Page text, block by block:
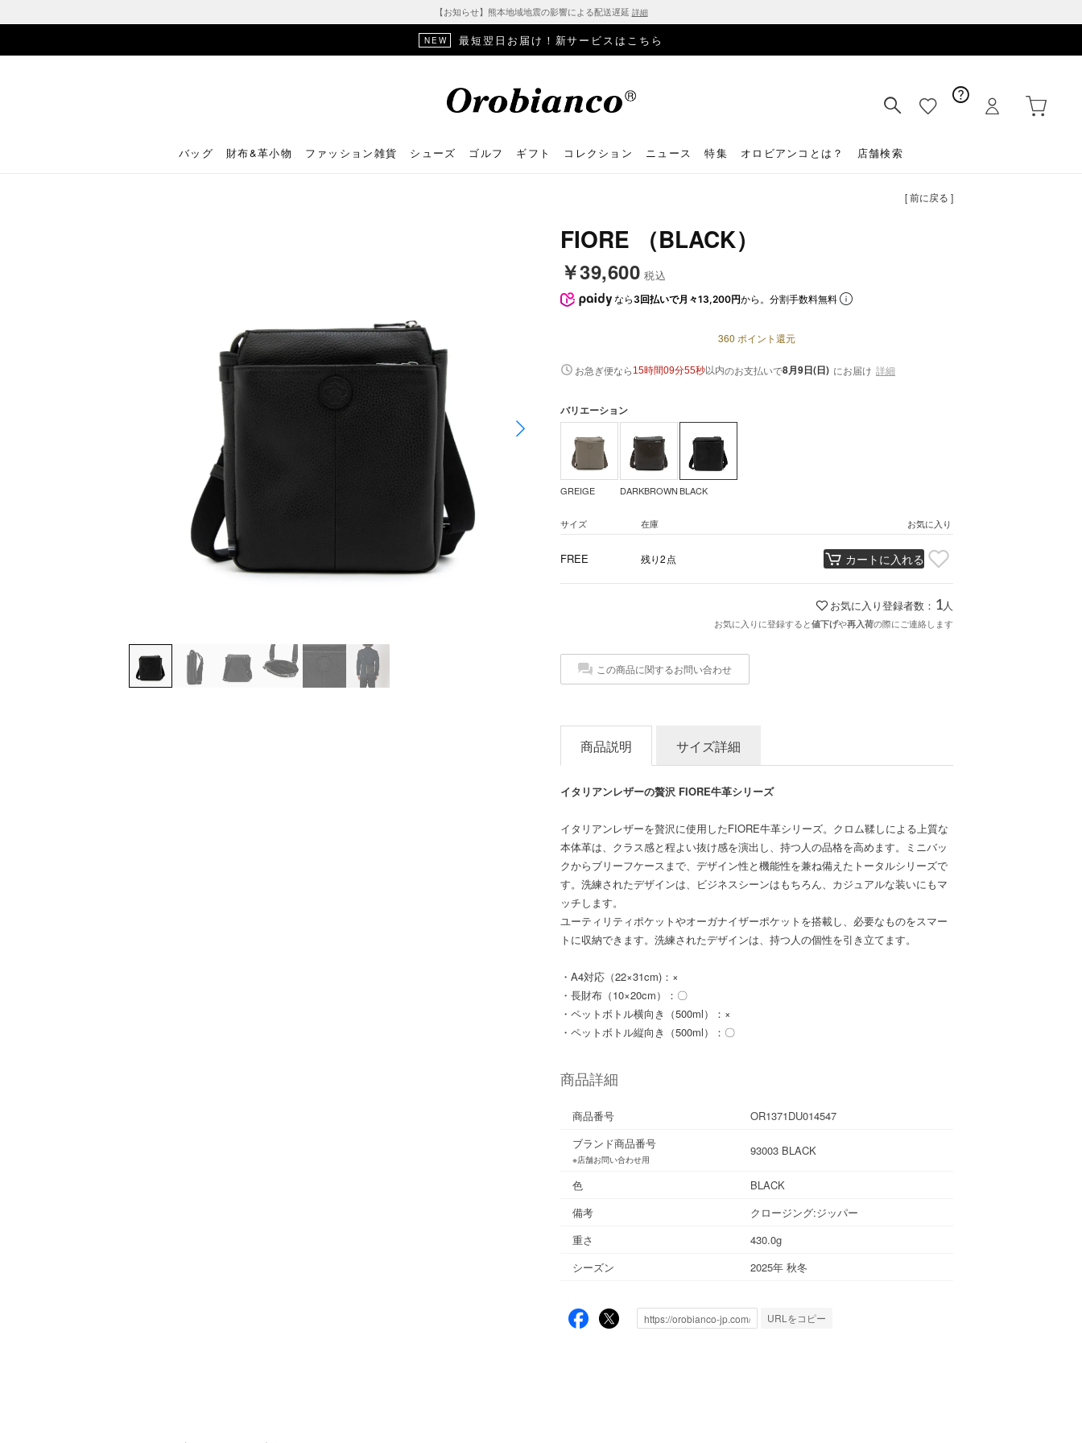
【お知らせ】熊本地域地震の影響による配送遅延 詳細
NEW 最短翌日お届け！新サービスはこちら
バッグ 財布&革小物 ファッション雑貨 シューズ ゴルフ ギフト コレクション ニュース 特集 オロビアンコとは？ 店舗検索
[ 前に戻る ]
FIORE （BLACK）
￥39,600 税込
なら 3回払いで月々13,200円から。分割手数料無料
360 ポイント還元
お急ぎ便なら 15時間09分54秒以内のお支払いで8月9日(日) にお届け 詳細
バリエーション
GREIGE DARKBROWNBLACK
サイズ 在庫 お気に入り
FREE 残り2点 カートに入れる
お気に入り登録者数： 1 人
お気に入りに登録すると値下げや再入荷の際にご連絡します
この商品に関するお問い合わせ
商品説明 サイズ詳細
イタリアンレザーの贅沢 FIORE牛革シリーズ
イタリアンレザーを贅沢に使用したFIORE牛革シリーズ。クロム鞣しによる上質な
本体革は、クラス感と程よい抜け感を演出し、持つ人の品格を高めます。ミニバッ
クからブリーフケースまで、デザイン性と機能性を兼ね備えたトータルシリーズで
す。洗練されたデザインは、ビジネスシーンはもちろん、カジュアルな装いにもマ
ッチします。
ユーティリティポケットやオーガナイザーポケットを搭載し、必要なものをスマー
トに収納できます。洗練されたデザインは、持つ人の個性を引き立てます。
・A4対応（22×31cm)：×
・長財布（10×20cm）：〇
・ペットボトル横向き（500ml）：×
・ペットボトル縦向き（500ml）：〇
商品詳細
商品番号
OR1371DU014547
ブランド商品番号
※店舗お問い合わせ用
93003 BLACK
色
BLACK
備考
クロージング:ジッパー
重さ
430.0g
シーズン
2025年 秋冬
URLをコピー